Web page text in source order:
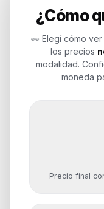
¿Cómo
👀 Elegí cómo
los precios
modalidad.
moneda
Precio final